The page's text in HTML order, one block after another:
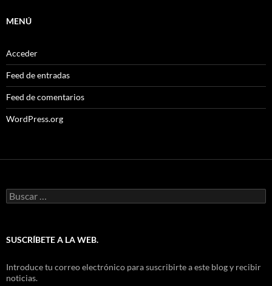
MENÚ
Acceder
Feed de entradas
Feed de comentarios
WordPress.org
Buscar:
SUSCRÍBETE A LA WEB.
Introduce tu correo electrónico para suscribirte a este blog y recibir
noticias.